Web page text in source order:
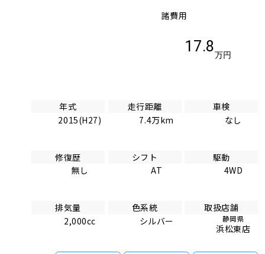
諸費用
17.8
万円
年式
2015(H27)
走行距離
7.4万km
車検
なし
修復歴
無し
シフト
AT
駆動
4WD
排気量
2,000cc
色系統
シルバー
取扱店舗
静岡県
浜松東店